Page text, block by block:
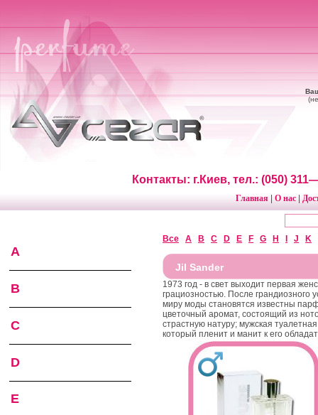
Контакты: г.Киев, тел.: (050)
Главная О нас
A
B
C
D
E
Все A B C D E F G H J K
Jil Sander
1973 год - в свет выходит первая
грациозностью. После грандиозного
миру моды становятся известны
цветочный аромат, состоящий из
страстную натуру; мужская
который пленит и манит к его